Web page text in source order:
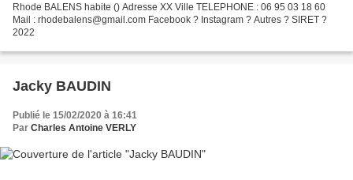
Rhode BALENS habite () Adresse XX Ville TELEPHONE : 06 95 03 18 60
Mail : rhodebalens@gmail.com Facebook ? Instagram ? Autres ? SIRET ?
2022
Jacky BAUDIN
Publié le 15/02/2020 à 16:41
Par Charles Antoine VERLY